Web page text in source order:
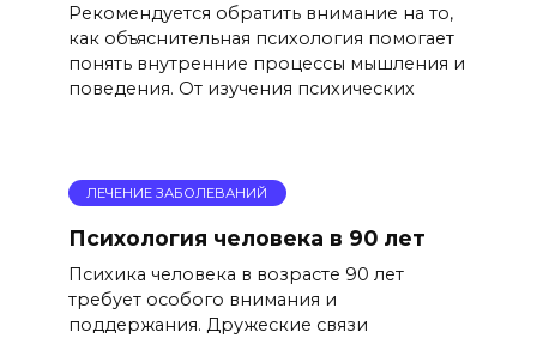
Рекомендуется обратить внимание на то,
как объяснительная психология помогает
понять внутренние процессы мышления и
поведения. От изучения психических
ЛЕЧЕНИЕ ЗАБОЛЕВАНИЙ
Психология человека в 90 лет
Психика человека в возрасте 90 лет
требует особого внимания и
поддержания. Дружеские связи